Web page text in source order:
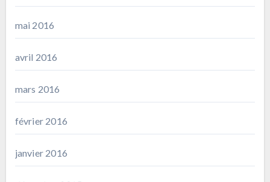
mai 2016
avril 2016
mars 2016
février 2016
janvier 2016